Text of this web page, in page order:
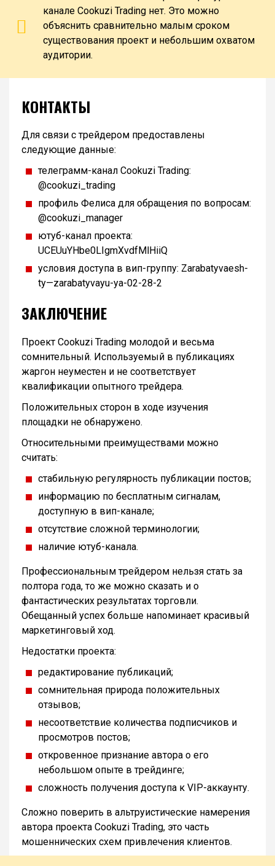
канале Cookuzi Trading нет. Это можно
объяснить сравнительно малым сроком
существования проект и небольшим охватом
аудитории.
КОНТАКТЫ
Для связи с трейдером предоставлены
следующие данные:
телеграмм-канал Cookuzi Trading:
@cookuzi_trading
профиль Фелиса для обращения по вопросам:
@cookuzi_manager
ютуб-канал проекта:
UCEUuYHbe0LIgmXvdfMlHiiQ
условия доступа в вип-группу: Zarabatyvaesh-
ty—zarabatyvayu-ya-02-28-2
ЗАКЛЮЧЕНИЕ
Проект Cookuzi Trading молодой и весьма
сомнительный. Используемый в публикациях
жаргон неуместен и не соответствует
квалификации опытного трейдера.
Положительных сторон в ходе изучения
площадки не обнаружено.
Относительными преимуществами можно
считать:
стабильную регулярность публикации постов;
информацию по бесплатным сигналам,
доступную в вип-канале;
отсутствие сложной терминологии;
наличие ютуб-канала.
Профессиональным трейдером нельзя стать за
полтора года, то же можно сказать и о
фантастических результатах торговли.
Обещанный успех больше напоминает красивый
маркетинговый ход.
Недостатки проекта:
редактирование публикаций;
сомнительная природа положительных
отзывов;
несоответствие количества подписчиков и
просмотров постов;
откровенное признание автора о его
небольшом опыте в трейдинге;
сложность получения доступа к VIP-аккаунту.
Сложно поверить в альтруистические намерения
автора проекта Cookuzi Trading, это часть
мошеннических схем привлечения клиентов.